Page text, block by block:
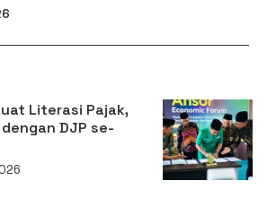
Literasi Pajak,
DJP se-